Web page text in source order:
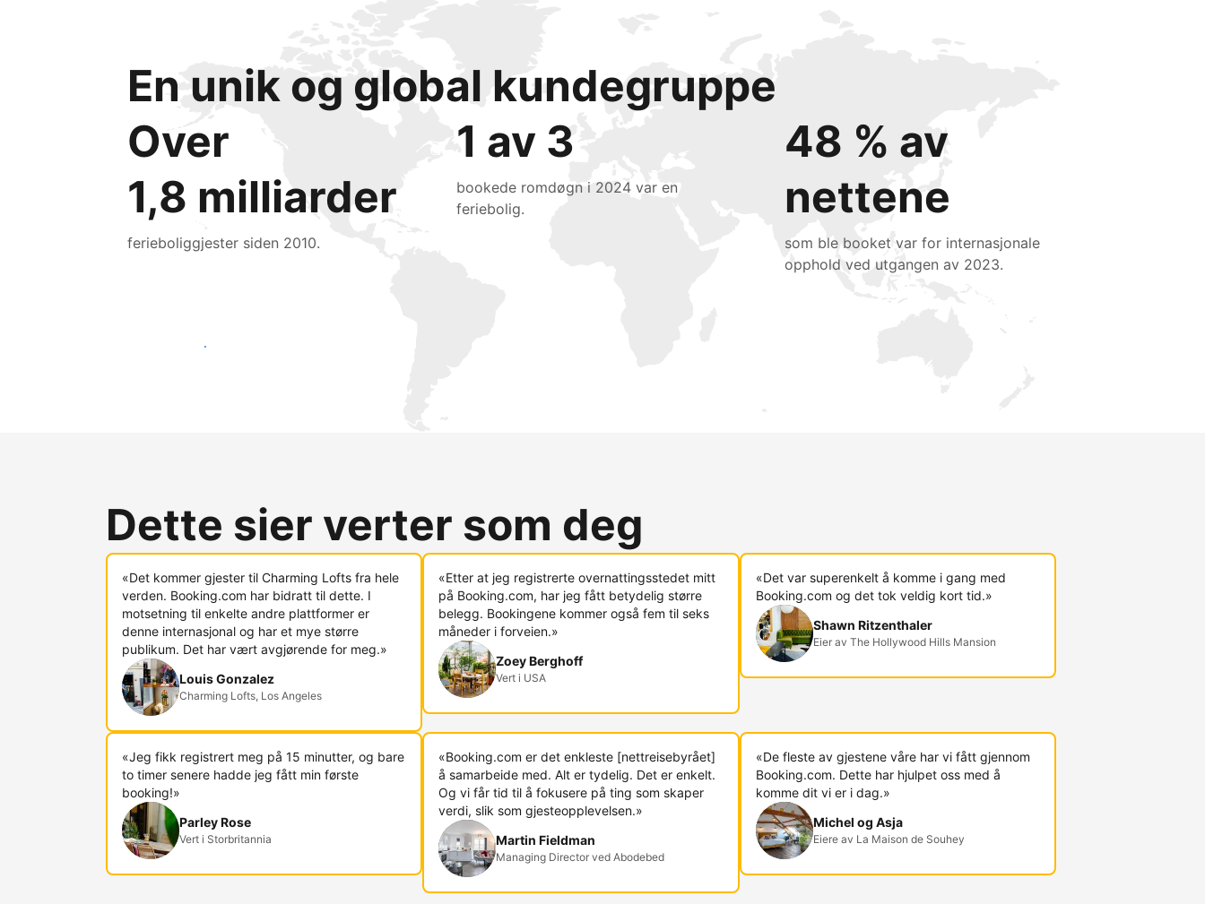
En unik og global kundegruppe
Over
1,8 milliarder
ferieboliggjester siden 2010.
1 av 3
bookede romdøgn i 2024 var en
feriebolig.
48 % av
nettene
som ble booket var for internasjonale
opphold ved utgangen av 2023.
Nå ut til nye gjester i dag
Dette sier verter som deg
«Det kommer gjester til Charming Lofts fra hele
verden. Booking.com har bidratt til dette. I
motsetning til enkelte andre plattformer er
denne internasjonal og har et mye større
publikum. Det har vært avgjørende for meg.»
Louis Gonzalez
Charming Lofts, Los Angeles
«Etter at jeg registrerte overnattingsstedet mitt
på Booking.com, har jeg fått betydelig større
belegg. Bookingene kommer også fem til seks
måneder i forveien.»
Zoey Berghoff
Vert i USA
«Det var superenkelt å komme i gang med
Booking.com og det tok veldig kort tid.»
Shawn Ritzenthaler
Eier av The Hollywood Hills Mansion
«Jeg fikk registrert meg på 15 minutter, og bare
to timer senere hadde jeg fått min første
booking!»
Parley Rose
Vert i Storbritannia
«Booking.com er det enkleste [nettreisebyrået]
å samarbeide med. Alt er tydelig. Det er enkelt.
Og vi får tid til å fokusere på ting som skaper
verdi, slik som gjesteopplevelsen.»
Martin Fieldman
Managing Director ved Abodebed
«De fleste av gjestene våre har vi fått gjennom
Booking.com. Dette har hjulpet oss med å
komme dit vi er i dag.»
Michel og Asja
Eiere av La Maison de Souhey